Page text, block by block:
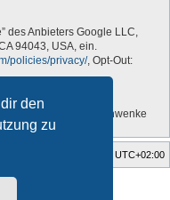
den
zu
des Anbieters Google LLC,
94043, USA, ein.
policies/privacy/, Opt-Out:
RA Dr. Thomas Schwenke
UTC+02:00
tricolor tv
© phpBB Limited